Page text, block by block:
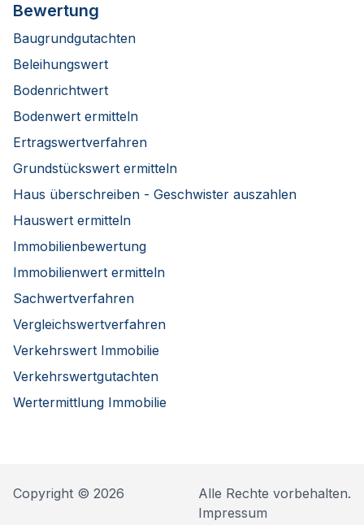
Bewertung
Baugrundgutachten
Beleihungswert
Bodenrichtwert
Bodenwert ermitteln
Ertragswertverfahren
Grundstückswert ermitteln
Haus überschreiben - Geschwister auszahlen
Hauswert ermitteln
Immobilienbewertung
Immobilienwert ermitteln
Sachwertverfahren
Vergleichswertverfahren
Verkehrswert Immobilie
Verkehrswertgutachten
Wertermittlung Immobilie
Copyright © 2026
Alle Rechte vorbehalten.
Impressum